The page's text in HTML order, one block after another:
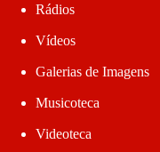
Rádios
Vídeos
Galerias de Imagens
Musicoteca
Videoteca